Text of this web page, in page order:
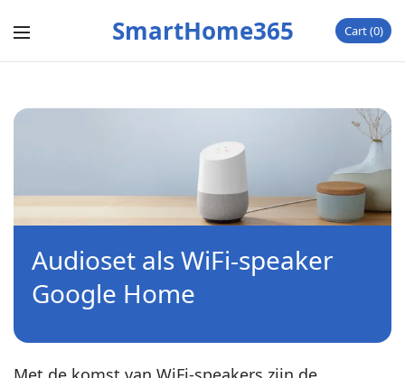
SmartHome365 Cart 0
Audioset als WiFi-speaker
Google Home